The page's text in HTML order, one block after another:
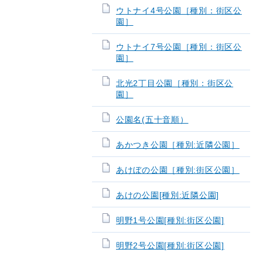
ウトナイ4号公園［種別：街区公
園］
ウトナイ7号公園［種別：街区公
園］
北光2丁目公園［種別：街区公
園］
公園名(五十音順）
あかつき公園［種別:近隣公園］
あけぼの公園［種別:街区公園］
あけの公園[種別:近隣公園]
明野1号公園[種別:街区公園]
明野2号公園[種別:街区公園]